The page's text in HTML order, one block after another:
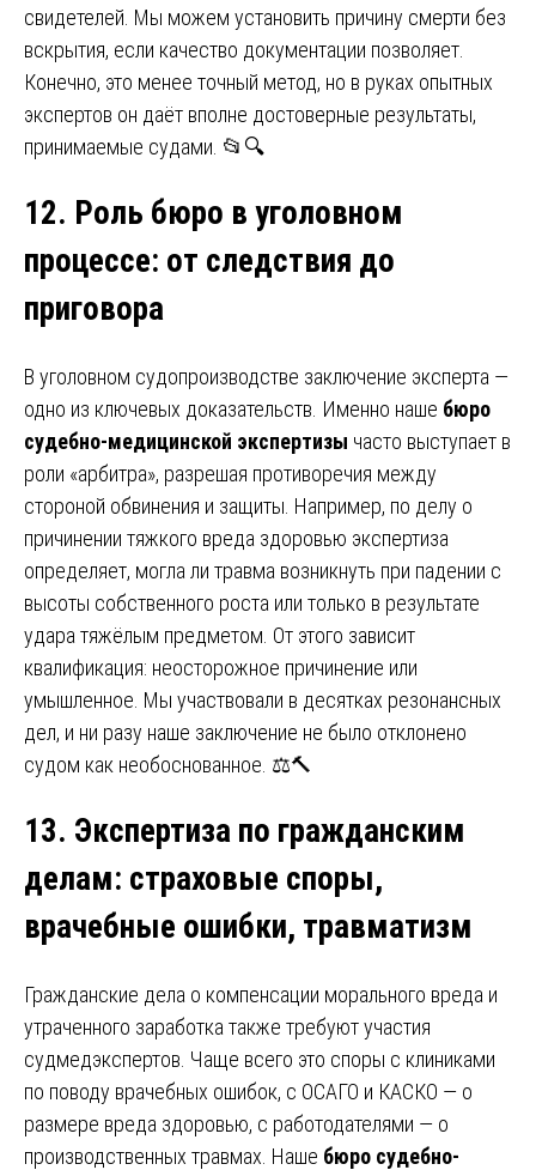
свидетелей. Мы можем установить причину смерти без
вскрытия, если качество документации позволяет.
Конечно, это менее точный метод, но в руках опытных
экспертов он даёт вполне достоверные результаты,
принимаемые судами. 📂🔍
12. Роль бюро в уголовном
процессе: от следствия до
приговора
В уголовном судопроизводстве заключение эксперта —
одно из ключевых доказательств. Именно наше бюро
судебно-медицинской экспертизы часто выступает в
роли «арбитра», разрешая противоречия между
стороной обвинения и защиты. Например, по делу о
причинении тяжкого вреда здоровью экспертиза
определяет, могла ли травма возникнуть при падении с
высоты собственного роста или только в результате
удара тяжёлым предметом. От этого зависит
квалификация: неосторожное причинение или
умышленное. Мы участвовали в десятках резонансных
дел, и ни разу наше заключение не было отклонено
судом как необоснованное. ⚖️🔨
13. Экспертиза по гражданским
делам: страховые споры,
врачебные ошибки, травматизм
Гражданские дела о компенсации морального вреда и
утраченного заработка также требуют участия
судмедэкспертов. Чаще всего это споры с клиниками
по поводу врачебных ошибок, с ОСАГО и КАСКО — о
размере вреда здоровью, с работодателями — о
производственных травмах. Наше бюро судебно-